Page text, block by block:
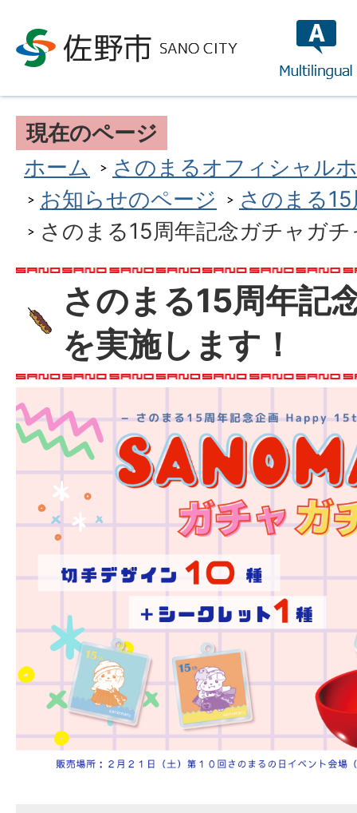
現在のページ
ホーム
さのまるオフィシャル
お知らせのページ
さのまる
さのまる15周年記念ガチャガ
さのまる15周年記
を実施します！